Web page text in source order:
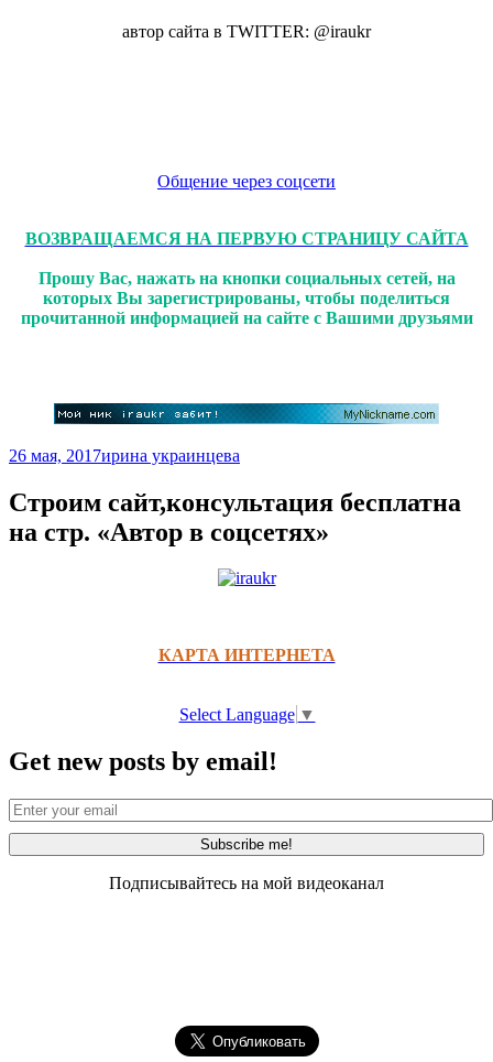
автор сайта в TWITTER: @iraukr
Общение через соцсети
ВОЗВРАЩАЕМСЯ НА ПЕРВУЮ СТРАНИЦУ САЙТА
Прошу Вас, нажать на кнопки социальных сетей, на
которых Вы зарегистрированы, чтобы поделиться
прочитанной информацией на сайте с Вашими друзьями
26 мая, 2017ирина украинцева
Строим сайт,консультация бесплатна
на стр. «Автор в соцсетях»
КАРТА ИНТЕРНЕТА
Select Language ▼
Get new posts by email!
Подписывайтесь на мой видеоканал